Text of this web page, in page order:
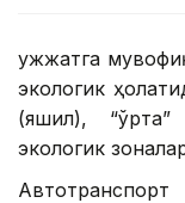
Ҳужжатга
экологик
(яшил),
экологик